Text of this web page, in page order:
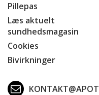
Pillepas
Læs aktuelt
sundhedsmagasin
Cookies
Bivirkninger